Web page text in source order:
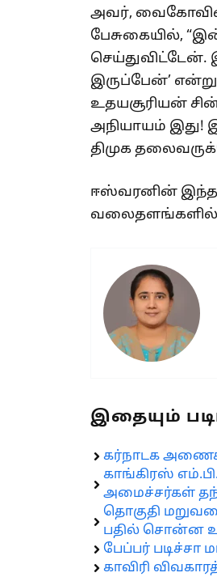
அவர், வைகோவின்
பேசுகையில்,
இருப்பேன்’
உதயசூரியன்
அநியாயம்
திமுக
ஈஸ்வரனின் இந்த
வலைதளங்களில்
இதையும்
கர்நாடக
காங்கிரஸ்
அமைச்சர்கள்
தொகுதி
பதில் சொன்ன
பேப்பர் படிச்சா
காவிரி